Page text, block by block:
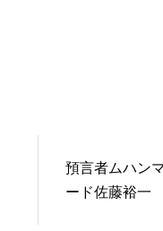
預言者ムハン
ード佐藤裕一